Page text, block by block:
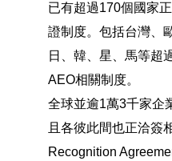
已有超過170個國家
證制度。包括台灣、
日、韓、星、馬等超
AEO相關制度。
全球並逾1萬3千家企
且各彼此間也正洽簽
Recognition